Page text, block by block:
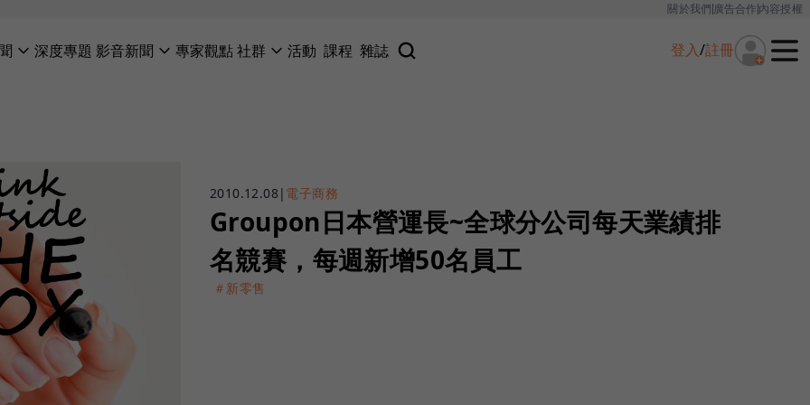
關於我們廣告合作內容授權
深度專題 影音新聞 專家觀點社群 活動 課程 雜誌 登入/註冊
2010.12.08| 電子商務
Groupon日本營運長~全球分公司每天業績排
名競賽，每週新增50名員工
＃新零售